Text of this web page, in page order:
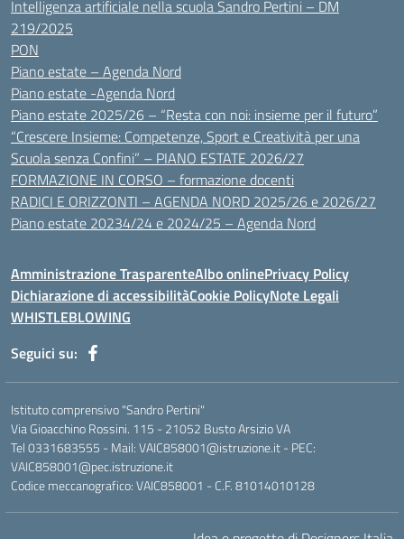
Intelligenza artificiale nella scuola Sandro Pertini – DM
219/2025
PON
Piano estate – Agenda Nord
Piano estate -Agenda Nord
Piano estate 2025/26 – “Resta con noi: insieme per il futuro”
“Crescere Insieme: Competenze, Sport e Creatività per una
Scuola senza Confini” – PIANO ESTATE 2026/27
FORMAZIONE IN CORSO – formazione docenti
RADICI E ORIZZONTI – AGENDA NORD 2025/26 e 2026/27
Piano estate 20234/24 e 2024/25 – Agenda Nord
Amministrazione TrasparenteAlbo onlinePrivacy Policy
Dichiarazione di accessibilitàCookie PolicyNote Legali
WHISTLEBLOWING
Seguici su:
Istituto comprensivo "Sandro Pertini"
Via Gioacchino Rossini. 115 - 21052 Busto Arsizio VA
Tel 0331683555 - Mail: VAIC858001@istruzione.it - PEC:
VAIC858001@pec.istruzione.it
Codice meccanografico: VAIC858001 - C.F. 81014010128